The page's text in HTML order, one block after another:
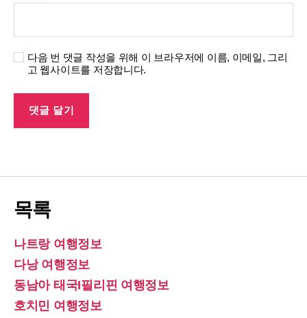
다음 번 댓글 작성을 위해 이 브라우저에 이름, 이메일, 그리
고 웹사이트를 저장합니다.
목록
나트랑 여행정보
다낭 여행정보
동남아 태국I필리핀 여행정보
호치민 여행정보